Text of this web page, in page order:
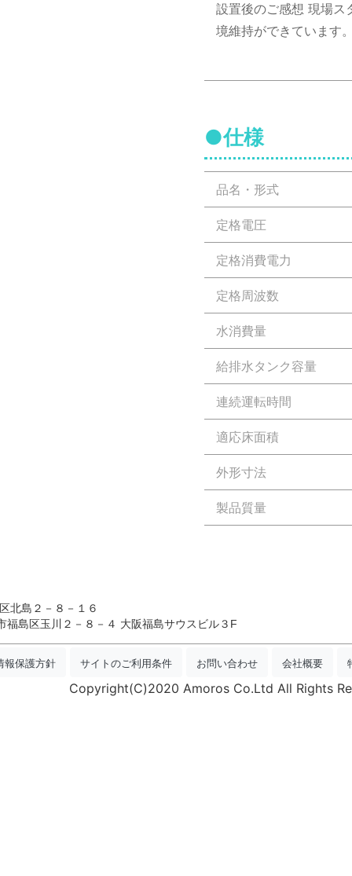
設置後のご感想 現場ス
境維持ができています
●仕様
品名・形式
定格電圧
定格消費電力
定格周波数
水消費量
給排水タンク容量
連続運転時間
適応床面積
外形寸法
製品質量
北島２－８－１６
島区玉川２－８－４ 大阪福島サウスビル３F
報保護方針 サイトのご利用条件 お問い合わせ 会社概要
Copyright(C)2020 Amoros Co.Ltd All Rights